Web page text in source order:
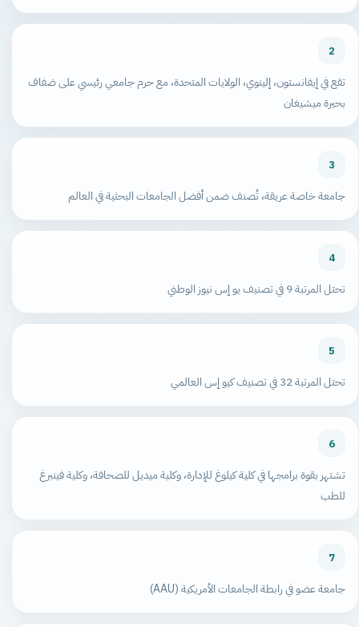
2
تقع في إيفانستون، إلينوي، الولايات المتحدة، مع حرم جامعي رئيسي على ضفاف
بحيرة ميشيغان
3
جامعة خاصة عريقة، تُصنف ضمن أفضل الجامعات البحثية في العالم
4
تحتل المرتبة 9 في تصنيف يو إس نيوز الوطني
5
تحتل المرتبة 32 في تصنيف كيو إس العالمي
6
تشتهر بقوة برامجها في كلية كيلوغ للإدارة، وكلية ميديل للصحافة، وكلية فينبرغ
للطب
7
جامعة عضو في رابطة الجامعات الأمريكية (AAU)